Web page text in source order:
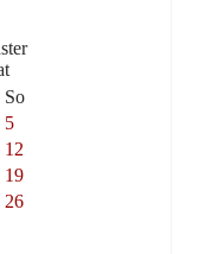
So
5
12
19
26